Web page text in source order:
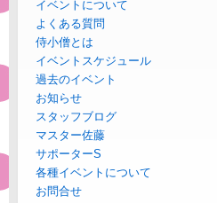
イベントについて
よくある質問
侍小僧とは
イベントスケジュール
過去のイベント
お知らせ
スタッフブログ
マスター佐藤
サポーターS
各種イベントについて
お問合せ